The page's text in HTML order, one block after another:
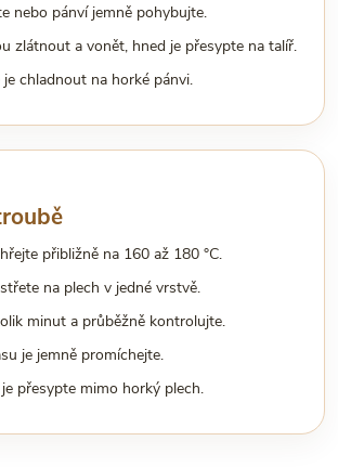
nebo pánví jemně pohybujte.
zlátnout a vonět, hned je přesypte na talíř.
je chladnout na horké pánvi.
přibližně na 160 až 180 °C.
na plech v jedné vrstvě.
minut a průběžně kontrolujte.
je jemně promíchejte.
přesypte mimo horký plech.